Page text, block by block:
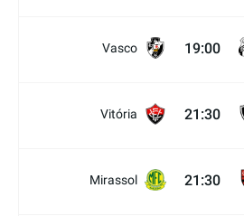
Vasco 19:00
Vitória 21:30
Mirassol 21:30